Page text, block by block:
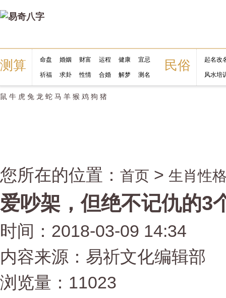
测算 命盘 婚姻 财富 运程 健康 宜忌
祈福 求卦 性情 合婚 解梦 测名
民俗 起名改
风水培
鼠 牛 虎 兔 龙 蛇 马 羊 猴 鸡 狗 猪
您所在的位置： 首页 > 生肖性
爱吵架，但绝不记仇的3
时间：2018-03-09 14:34
内容来源：易祈文化编辑部
浏览量：11023